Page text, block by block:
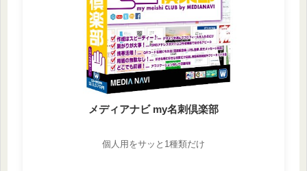
メディアナビ my名刺倶楽部
個人用をサッと1種類だけ